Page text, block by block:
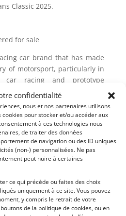
confidentialité
nous et nos partenaires utilisons
pour stocker et/ou accéder aux
à ces technologies nous
de traiter des données
de navigation ou des ID uniques
(non-) personnalisées. Ne pas
peut nuire à certaines
ce qui précède ou faites des choix
uniquement à ce site. Vous pouvez
y compris le retrait de votre
de la politique de cookies, ou en
Classic 2025.
for sale
car brand that has made
of motorsport, particularly in
car racing and prototype
by Enzo Osella in 1965, the
as a car tuner before moving
vehicles for racing…
rise :
career in the automotive
Abarth, another Italian
sports and competition cars.
Enzo decided to
Osella Corse, in 1965. The
to prepare racing cars for